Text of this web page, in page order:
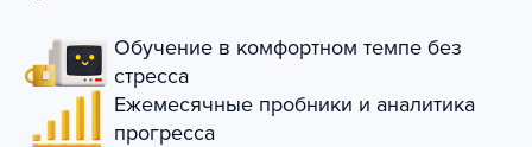
Обучение в комфортном темпе без
стресса
Ежемесячные пробники и аналитика
прогресса